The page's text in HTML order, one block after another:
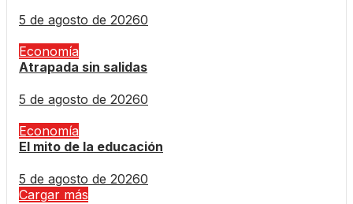
5 de agosto de 20260
Economía
Atrapada sin salidas
5 de agosto de 20260
Economía
El mito de la educación
5 de agosto de 20260
Cargar más